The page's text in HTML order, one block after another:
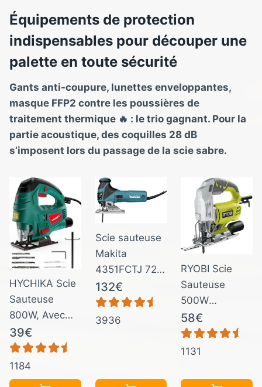
Équipements de protection
indispensables pour découper une
palette en toute sécurité
Gants anti-coupure, lunettes enveloppantes,
masque FFP2 contre les poussières de
traitement thermique 🔥 : le trio gagnant. Pour la
partie acoustique, des coquilles 28 dB
s’imposent lors du passage de la scie sabre.
HYCHIKA Scie
Sauteuse
800W, Avec
Moteur en
Cuivre
Puissant, 800-
3000SPM
39€
1184
Scie sauteuse
Makita
4351FCTJ 720
W, 2,5 Kg
132€
3936
RYOBI Scie
Sauteuse
500W
RJS750-G –
Mouvement
Pendulaire,
Active,
58€
1131